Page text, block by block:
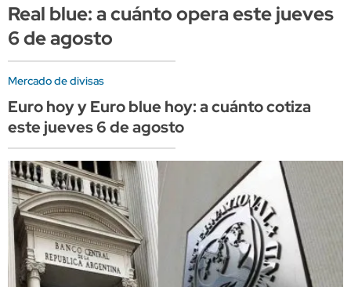
Real blue: a cuánto opera este jueves
6 de agosto
Mercado de divisas
Euro hoy y Euro blue hoy: a cuánto cotiza
este jueves 6 de agosto